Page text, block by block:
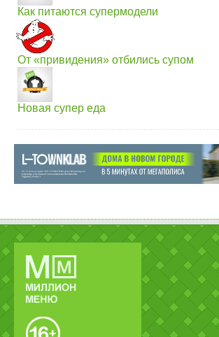
Как питаются супермодели
От «привидения» отбились супом
Новая супер еда